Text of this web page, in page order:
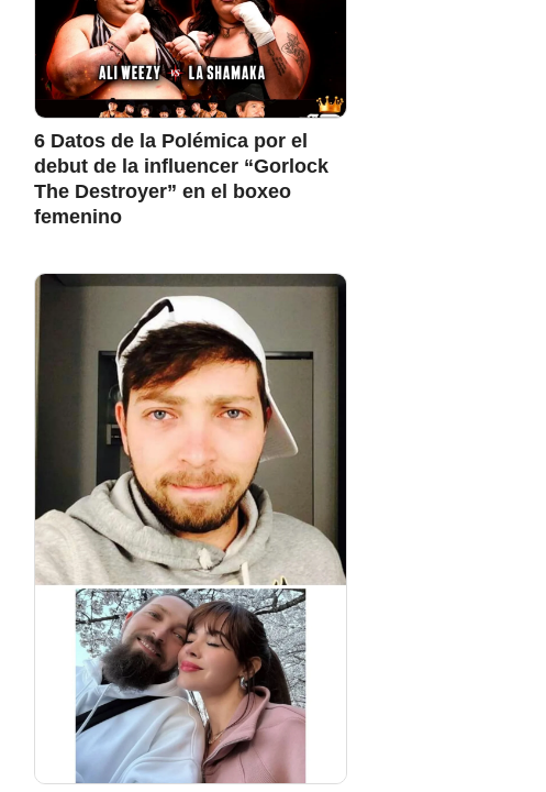
6 Datos de la Polémica por el
debut de la influencer “Gorlock
The Destroyer” en el boxeo
femenino